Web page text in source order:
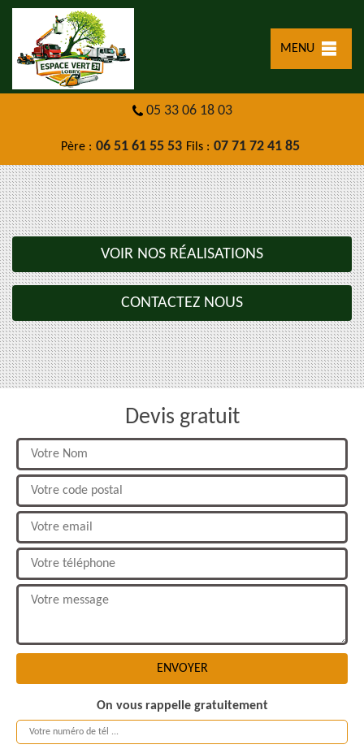
MENU
05 33 06 18 03
Père : 06 51 61 55 53 Fils : 07 71 72 41 85
VOIR NOS RÉALISATIONS
CONTACTEZ NOUS
Devis gratuit
On vous rappelle gratuitement